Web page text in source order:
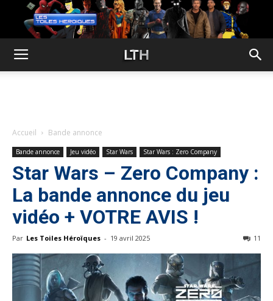
Accueil Bande annonce
Bande annonce Jeu vidéo Star Wars Star Wars : Zero Company
Star Wars – Zero Company :
La bande annonce du jeu
vidéo + VOTRE AVIS !
Par Les Toiles Héroïques - 19 avril 2025 11